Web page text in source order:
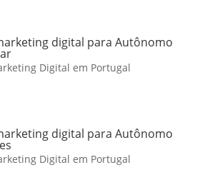
digital para Autônomo
Digital em Portugal
digital para Autônomo
Digital em Portugal